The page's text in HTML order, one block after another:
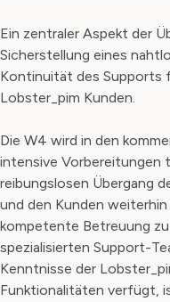
Ein zentraler Aspekt der
Sicherstellung eines
Kontinuität des Supports
Lobster_pim Kunden.
Die W4 wird in den
intensive Vorbereitungen
reibungslosen Übergang
und den Kunden
kompetente Betreuung
spezialisierten Support-
Kenntnisse der
Funktionalitäten verfügt,